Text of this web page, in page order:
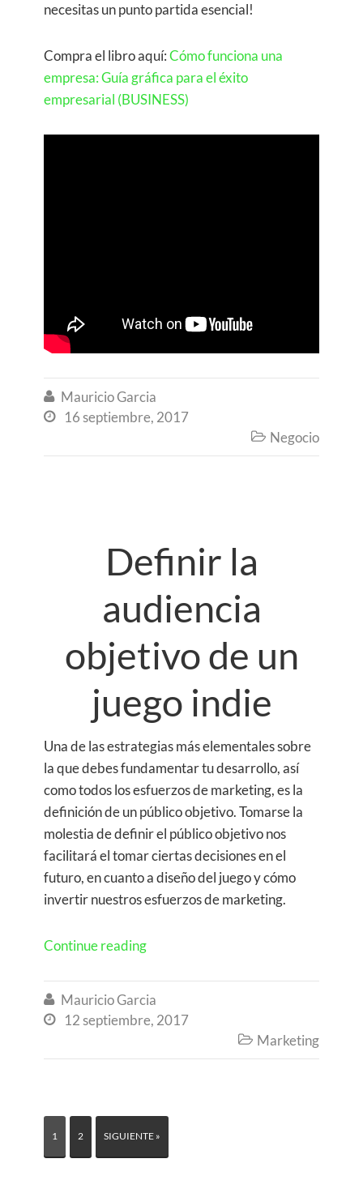
necesitas un punto partida esencial!
Compra el libro aquí:Cómo funciona una
empresa: Guía gráfica para el éxito
empresarial (BUSINESS)
 Mauricio Garcia
 16 septiembre, 2017
 Negocio
Definir la
audiencia
objetivo de un
juego indie
Una de las estrategias más elementales sobre
la que debes fundamentar tu desarrollo, así
como todos los esfuerzos de marketing, es la
definición de un público objetivo. Tomarse la
molestia de definir el público objetivo nos
facilitará el tomar ciertas decisiones en el
futuro, en cuanto a diseño del juego y cómo
invertir nuestros esfuerzos de marketing.
Continue reading
 Mauricio Garcia
 12 septiembre, 2017
 Marketing
1 2 SIGUIENTE »